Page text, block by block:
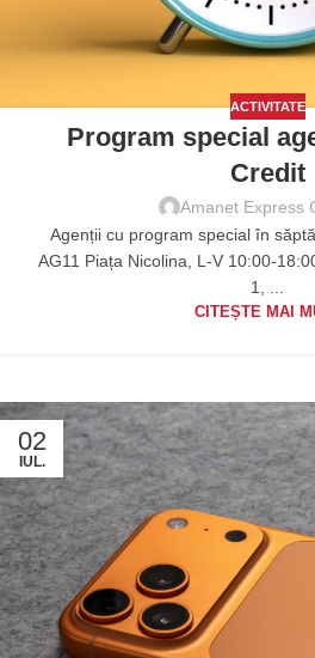
ACTIVITATE
Program special
Credit
Amanet Express
Agenții cu program special în
AG11 Piața Nicolina, L-V 10:00-
1, ...
CITEȘTE MAI
02
IUL.